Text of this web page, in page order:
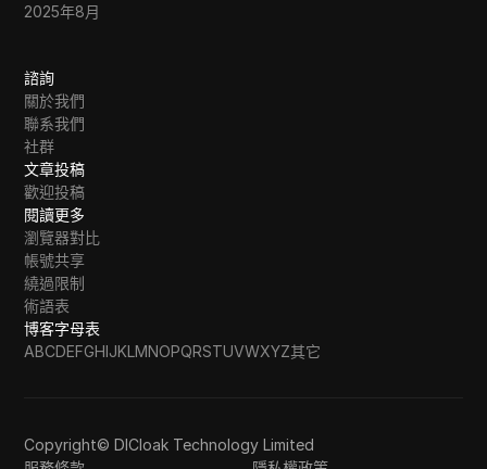
2025年8月
諮詢
關於我們
聯系我們
社群
文章投稿
歡迎投稿
閱讀更多
瀏覽器對比
帳號共享
繞過限制
術語表
博客字母表
ABCDEFGHIJKLMNOPQRSTUVWXYZ其它
Copyright© DICloak Technology Limited